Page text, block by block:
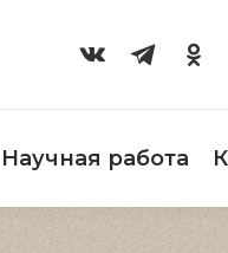
Научная работа
О музее